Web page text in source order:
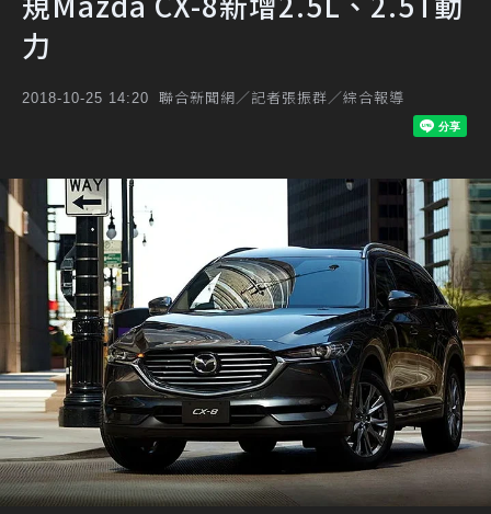
力
2018-10-25 14:20 聯合新聞網／記者張振群／綜合報導